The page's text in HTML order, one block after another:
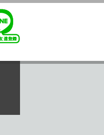
会社案内